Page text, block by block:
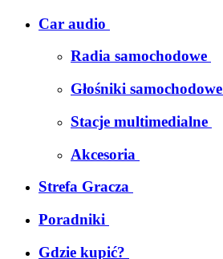
Car audio
Radia samochodowe
Głośniki samochodowe
Stacje multimedialne
Akcesoria
Strefa Gracza
Poradniki
Gdzie kupić?